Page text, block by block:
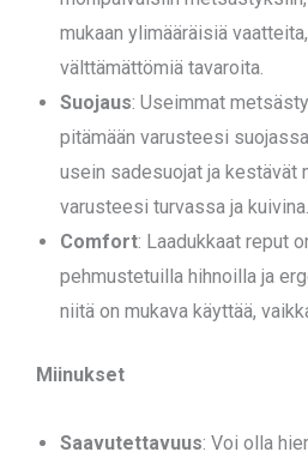
mukaan ylimääräisiä
välttämättömiä tavaroita.
Suojaus: Useimmat
pitämään varusteesi
usein sadesuojat ja kestävät
varusteesi turvassa ja kuivina.
Comfort: Laadukkaat reput
pehmustetuilla hihnoilla ja
niitä on mukava käyttää,
Miinukset
Saavutettavuus: Voi olla